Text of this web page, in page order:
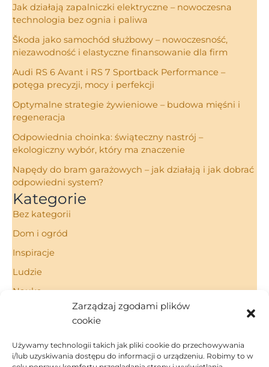
Zarządzaj zgodami plików
cookie
Używamy technologii takich jak pliki cookie do przechowywania
i/lub uzyskiwania dostępu do informacji o urządzeniu. Robimy to w
Jak działają zapalniczki elektryczne – nowoczesna
technologia bez ognia i paliwa
Škoda jako samochód służbowy – nowoczesność,
niezawodność i elastyczne finansowanie dla firm
Audi RS 6 Avant i RS 7 Sportback Performance –
potęga precyzji, mocy i perfekcji
Optymalne strategie żywieniowe – budowa mięśni i
regeneracja
Odpowiednia choinka: świąteczny nastrój –
ekologiczny wybór, który ma znaczenie
Napędy do bram garażowych – jak działają i jak dobrać
odpowiedni system?
Kategorie
Bez kategorii
Dom i ogród
Inspiracje
Ludzie
Nauka